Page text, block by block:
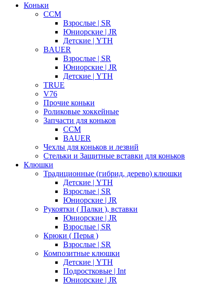
Коньки
CCM
Взрослые | SR
Юниорские | JR
Детские | YTH
BAUER
Взрослые | SR
Юниорские | JR
Детские | YTH
TRUE
V76
Прочие коньки
Роликовые хоккейные
Запчасти для коньков
CCM
BAUER
Чехлы для коньков и лезвий
Стельки и Защитные вставки для коньков
Клюшки
Традиционные (гибрид, дерево) клюшки
Детские | YTH
Взрослые | SR
Юниорские | JR
Рукоятки ( Палки ), вставки
Юниорские | JR
Взрослые | SR
Крюки ( Перья )
Взрослые | SR
Композитные клюшки
Детские | YTH
Подростковые | Int
Юниорские | JR